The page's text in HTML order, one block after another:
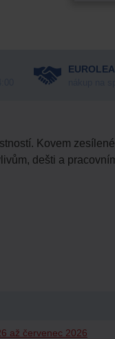
Kovem
dešti a
až červenec 2026